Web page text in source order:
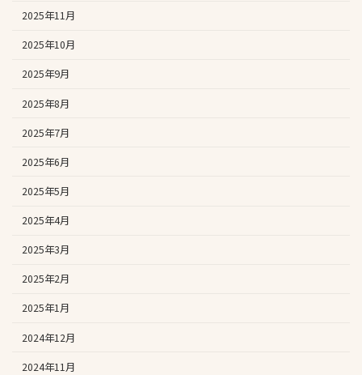
2025年11月
2025年10月
2025年9月
2025年8月
2025年7月
2025年6月
2025年5月
2025年4月
2025年3月
2025年2月
2025年1月
2024年12月
2024年11月